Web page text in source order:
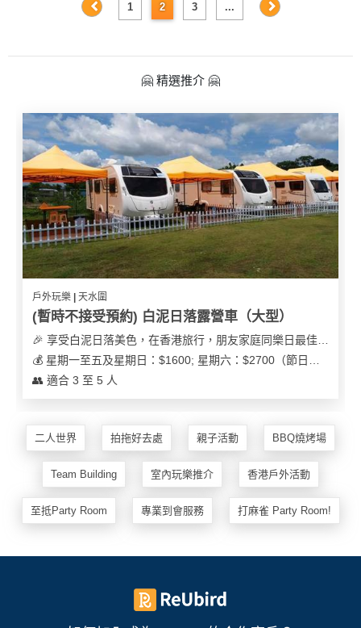
1 2 3 ...
🤗 精選推介 🤗
戶外玩樂 | 天水圍
(暫時不接受預約) 白泥日落露營車（大型）
👥 適合 3 至 5 人
二人世界 拍拖好去處 親子活動 BBQ燒烤場
Team Building 室內玩樂推介 香港戶外活動
至抵Party Room 專業到會服務 打麻雀 Party Room!